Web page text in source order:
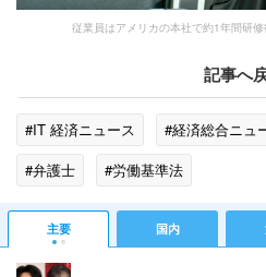
従業員はアメリカの本社で約1年間研
記事へ
#IT 経済ニュース #経済総合ニュ
#弁護士
#労働基準法
主要 国内